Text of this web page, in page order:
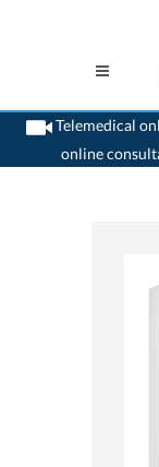
Telemedical
online
>Home>medikamente-